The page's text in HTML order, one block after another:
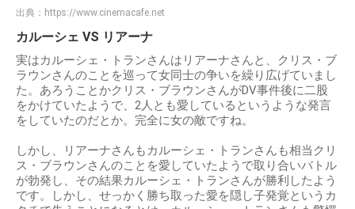
出典： https://www.cinemacafe.net
カルーシェ VS リアーナ
実はカルーシェ・トランさんはリアーナさんと、クリス・ブ
ラウンさんのことを巡って女同士の争いを繰り広げていまし
た。あろうことかクリス・ブラウンさんがDV事件後に二股
をかけていたようで、2人とも愛しているというような発言
をしていたのだとか。完全に女の敵ですね。
しかし、リアーナさんもカルーシェ・トランさんも相当クリ
ス・ブラウンさんのことを愛していたようで取り合いバトル
が勃発し、その結果カルーシェ・トランさんが勝利したよう
です。しかし、せっかく勝ち取った愛を隠し子発覚というカ